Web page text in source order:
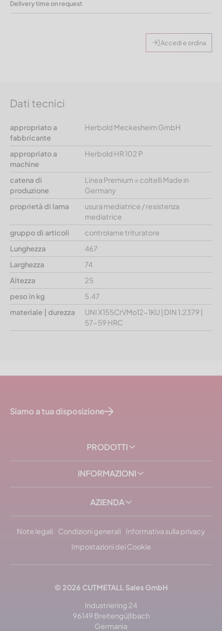
Delivery time on request
Accedi e ordina
Dati tecnici
appropriato a
fabbricante
Herbold Meckesheim GmbH
appropriato a
machine
Herbold HR 102 P
catena di
produzione
Linea Premium = coltelli Made in
Germany
proprietà di lama
usura mediatrice / resistenza
mediatrice
gruppo di articoli
controlame trituratore
Lunghezza
467
Larghezza
74
Altezza
25
peso in kg
5.47
materiale | durezza
UNI X155CrVMo12-1KU | DIN 1.2379 |
57-59 HRC
Siamo a tua disposizione
PRODOTTI
INFORMAZIONI
AZIENDA
Note legali Condizioni generali
Informativa sulla privacy
Impostazioni dei Cookie
© 2026 CUTMETALL Sales GmbH
Industriering 24
96149 Breitengüßbach
Germania